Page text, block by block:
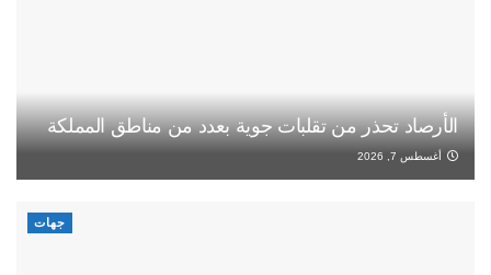
الأرصاد تحذر من تقلبات جوية بعدد من مناطق المملكة
أغسطس 7, 2026
جهات